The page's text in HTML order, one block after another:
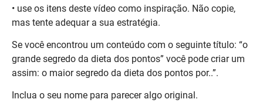
grande segredo da dieta dos pontos” você pode criar um
assim: o maior segredo da dieta dos pontos por..”.
Inclua o seu nome para parecer algo original.
Altere algumas informações para não ficar igual e seu
vídeo terá grandes chances de aparecer entre os
primeiros relacionados.